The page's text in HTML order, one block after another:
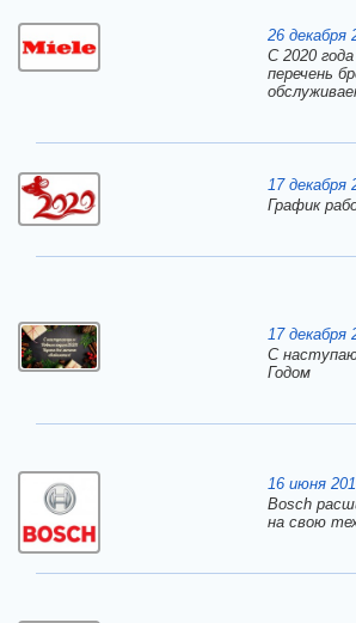
26 декабря
С 2020
перечень
17 декабря
График
17 декабря
C
Годом
16 июня
Bosch
на свою